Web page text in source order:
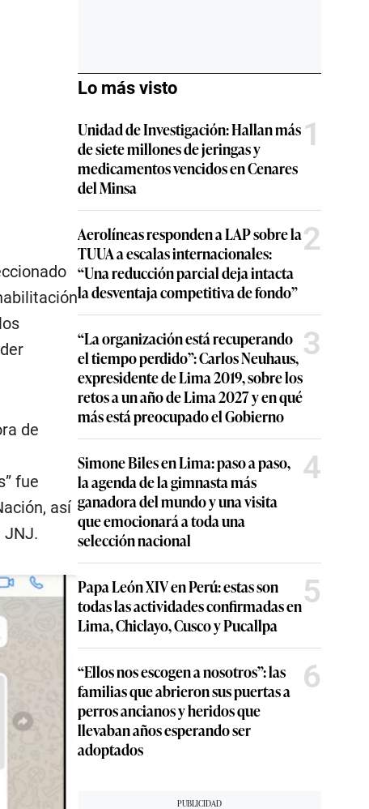
de
fue
así
JNJ.
Lo más visto
Unidad de Investigación: Hallan más
de siete millones de jeringas y
medicamentos vencidos en Cenares
del Minsa
1
Aerolíneas responden a LAP sobre la
TUUA a escalas internacionales:
“Una reducción parcial deja intacta
la desventaja competitiva de fondo”
2
“La organización está recuperando
el tiempo perdido”: Carlos Neuhaus,
expresidente de Lima 2019, sobre los
retos a un año de Lima 2027 y en qué
más está preocupado el Gobierno
3
Simone Biles en Lima: paso a paso,
la agenda de la gimnasta más
ganadora del mundo y una visita
que emocionará a toda una
selección nacional
4
Papa León XIV en Perú: estas son
todas las actividades confirmadas en
Lima, Chiclayo, Cusco y Pucallpa
5
“Ellos nos escogen a nosotros”: las
familias que abrieron sus puertas a
perros ancianos y heridos que
llevaban años esperando ser
adoptados
6